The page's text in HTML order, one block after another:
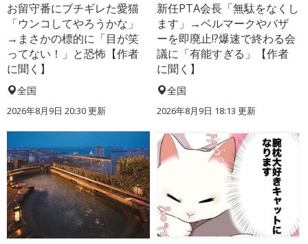
お留守番にブチギレた愛猫
「ウンコしてやろうかな」
→まさかの標的に「目が笑
ってない！」と恐怖【作者
に聞く】
全国
2026年8月9日 20:30更新
新任PTA会長「無駄をなくし
ます」→ベルマークやバザ
ーを即廃止!?爆速で終わる会
議に「有能すぎる」【作者
に聞く】
全国
2026年8月9日 18:13 更新